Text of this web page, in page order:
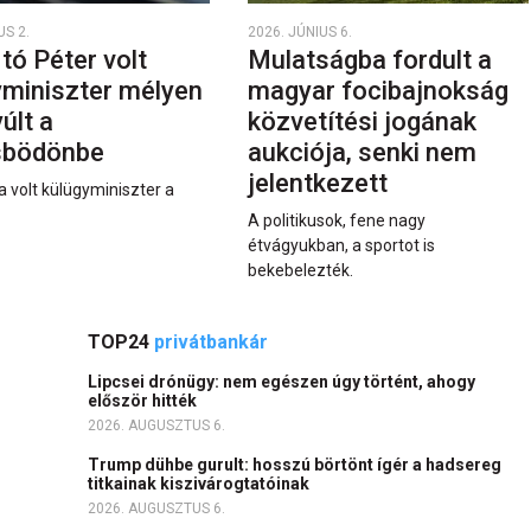
2.
Péter volt
mélyen
a
volt külügyminiszter a
2026. JÚNIUS 6.
Mulatságba fordult a
magyar focibajnokság
közvetítési jogának
aukciója, senki nem
jelentkezett
A politikusok, fene nagy
étvágyukban, a sportot is
bekebelezték.
TOP24 privátbankár
Lipcsei drónügy: nem egészen úgy történt, ahogy
először hitték
2026. AUGUSZTUS 6.
Trump dühbe gurult: hosszú börtönt ígér a hadsereg
titkainak kiszivárogtatóinak
2026. AUGUSZTUS 6.